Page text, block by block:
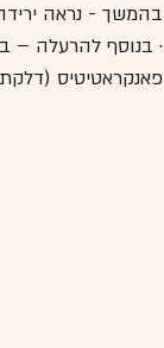
בהמשך - נראה
· בנוסף להרעלה –
פאנקראטיטיס